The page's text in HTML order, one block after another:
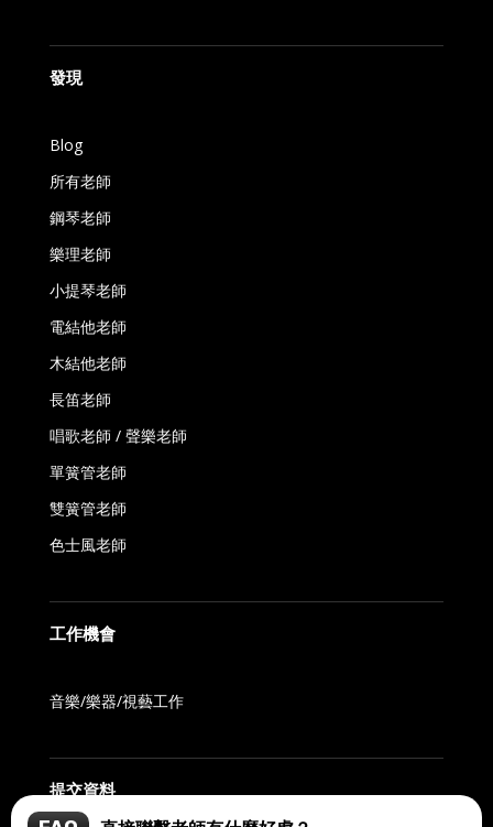
發現
Blog
所有老師
鋼琴老師
樂理老師
小提琴老師
電結他老師
木結他老師
長笛老師
唱歌老師 / 聲樂老師
單簧管老師
雙簧管老師
色士風老師
工作機會
音樂/樂器/視藝工作
提交資料